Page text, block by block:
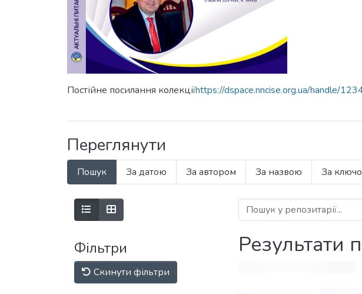
Постійне посилання колекціїhttps://dspace.nncise.org.ua/handle/
Переглянути
Пошук За датою За автором За назвою За
Фільтри
Скинути фільтри
Результати